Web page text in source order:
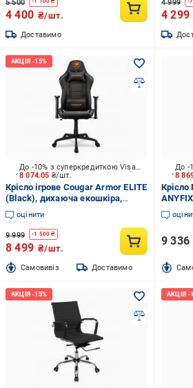
5 500
4 400 ₴/шт.
Доставимо
4 999
4 299
8 074.05 ₴/шт.
До -10% з суперкредиткою Visa Вигода
Крісло ігрове Cougar Armor ELITE
(Black), дихаюча екошкіра,
сталевий каркас чорний
оцінити
9 999 -1 500 ₴
8 499 ₴/шт.
Cамовивіз Доставимо
8
Крісло
чорний
9 336